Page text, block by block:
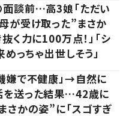
談前…高3娘「ただい
受け取った”まさか
く力に100万点！」「シ
めっちゃ出世しそう」
嫌で不健康」→自然に
を送った結果…42歳に
さかの姿”に「スゴすぎ